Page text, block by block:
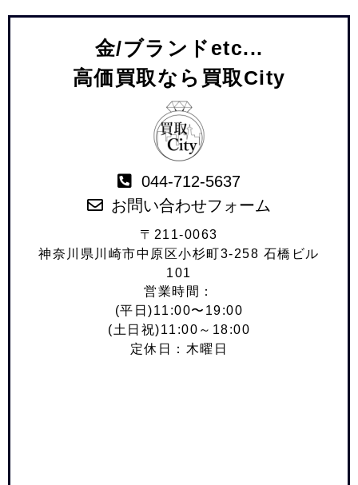
金/ブランドetc...
高価買取なら買取City
044-712-5637
お問い合わせフォーム
〒211-0063
神奈川県川崎市中原区小杉町3-258 石橋ビル
101
営業時間：
(平日)11:00〜19:00
(土日祝)11:00～18:00
定休日：木曜日